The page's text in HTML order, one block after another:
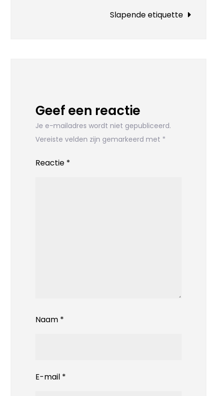
navigatieSlapende etiquette
Geef een reactie
Je e-mailadres wordt niet gepubliceerd.
Vereiste velden zijn gemarkeerd met *
Reactie *
Naam *
E-mail *